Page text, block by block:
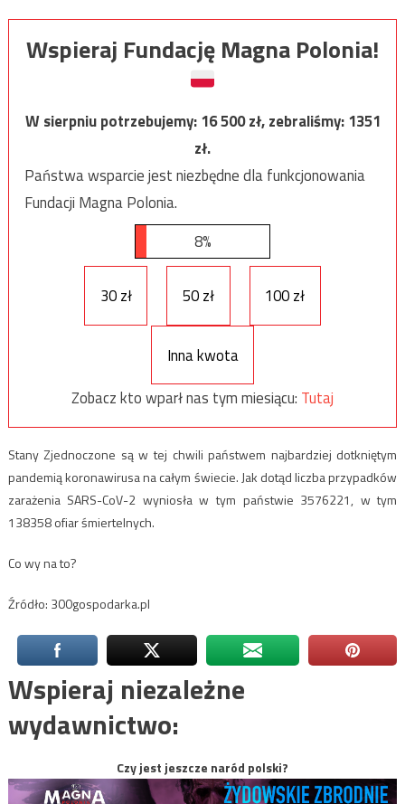
Wspieraj Fundację Magna Polonia!
W sierpniu potrzebujemy:16 500zł, zebraliśmy:1351
zł.
Państwa wsparcie jest niezbędne dla funkcjonowania
Fundacji Magna Polonia.
8%
30 zł 50 zł 100 zł
Inna kwota
Zobacz kto wparł nas tym miesiącu: Tutaj
Stany Zjednoczone są w tej chwili państwem najbardziej dotkniętym
pandemią koronawirusa na całym świecie. Jak dotąd liczba przypadków
zarażenia SARS-CoV-2 wyniosła w tym państwie 3576221, w tym
138358 ofiar śmiertelnych.
Co wy na to?
Źródło: 300gospodarka.pl
Wspieraj niezależne
wydawnictwo:
Czy jest jeszcze naród polski?